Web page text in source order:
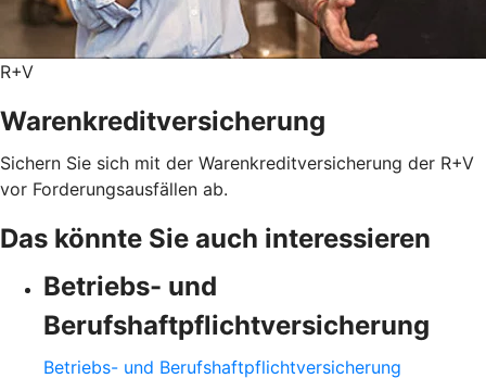
R+V
Warenkreditversicherung
Sichern Sie sich mit der Warenkreditversicherung der R+V
vor Forderungsausfällen ab.
Das könnte Sie auch interessieren
Betriebs- und
Berufshaftpflichtversicherung
Betriebs- und Berufshaftpflichtversicherung